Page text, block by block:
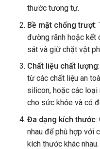
thước tương tự.
Bề mặt chống trượt:
đường rãnh hoặc kết
sát và giữ chặt vật
Chất liệu chất lượng
từ các chất liệu an
silicon, hoặc các loại
cho sức khỏe và có
Đa dạng kích thước:
nhau để phù hợp với
kích thước khác nhau.